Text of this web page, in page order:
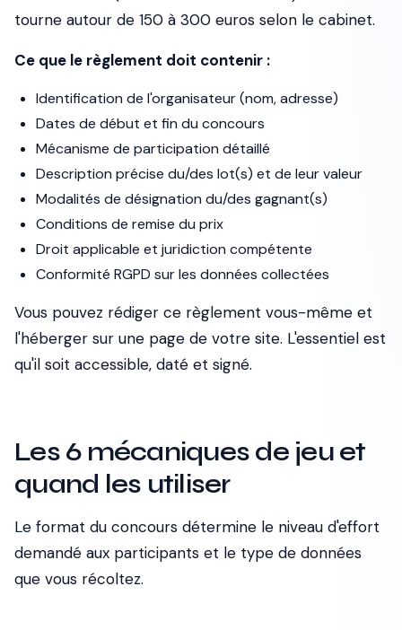
tourne autour de 150 à 300 euros selon le cabinet.
Ce que le règlement doit contenir :
Identification de l'organisateur (nom, adresse)
Dates de début et fin du concours
Mécanisme de participation détaillé
Description précise du/des lot(s) et de leur valeur
Modalités de désignation du/des gagnant(s)
Conditions de remise du prix
Droit applicable et juridiction compétente
Conformité RGPD sur les données collectées
Vous pouvez rédiger ce règlement vous-même et
l'héberger sur une page de votre site. L'essentiel est
qu'il soit accessible, daté et signé.
Les 6 mécaniques de jeu et
quand les utiliser
Le format du concours détermine le niveau d'effort
demandé aux participants et le type de données
que vous récoltez.